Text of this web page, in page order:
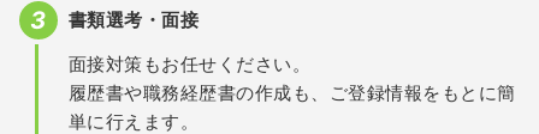
書類選考・面接
面接対策もお任せください。
履歴書や職務経歴書の作成も、ご登録情報をもとに簡
単に行えます。